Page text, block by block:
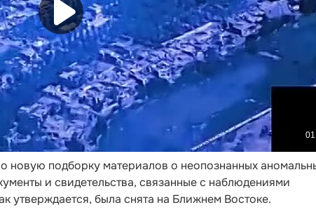
подборку материалов о неопознанных
и свидетельства, связанные с наблюдениями
утверждается, была снята на Ближнем Востоке.